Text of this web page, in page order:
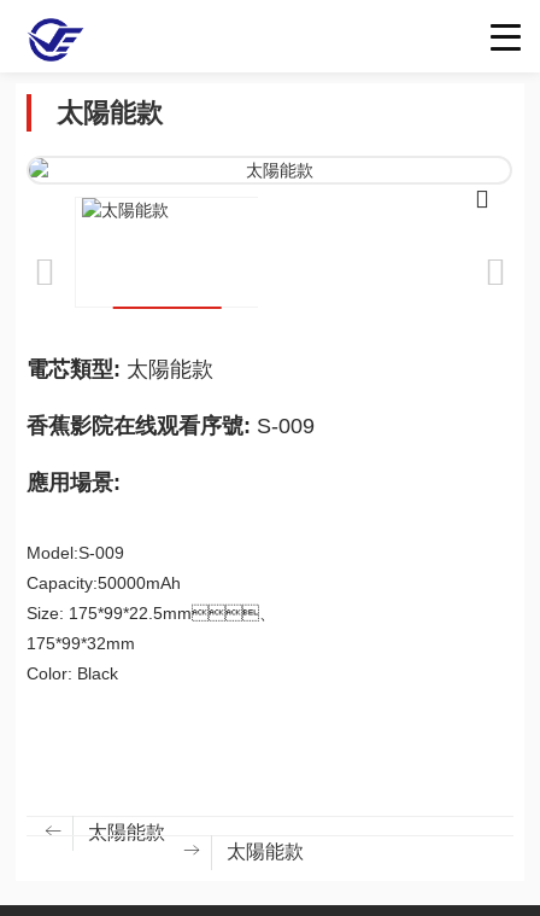
太陽能款
電芯類型: 太陽能款
香蕉影院在线观看序號: S-009
應用場景:
Model:S-009
Capacity:50000mAh
Size: 175*99*22.5mm、
175*99*32mm
Color: Black
太陽能款
太陽能款